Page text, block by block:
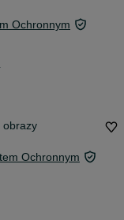
Ochronnym
obrazy
Ochronnym